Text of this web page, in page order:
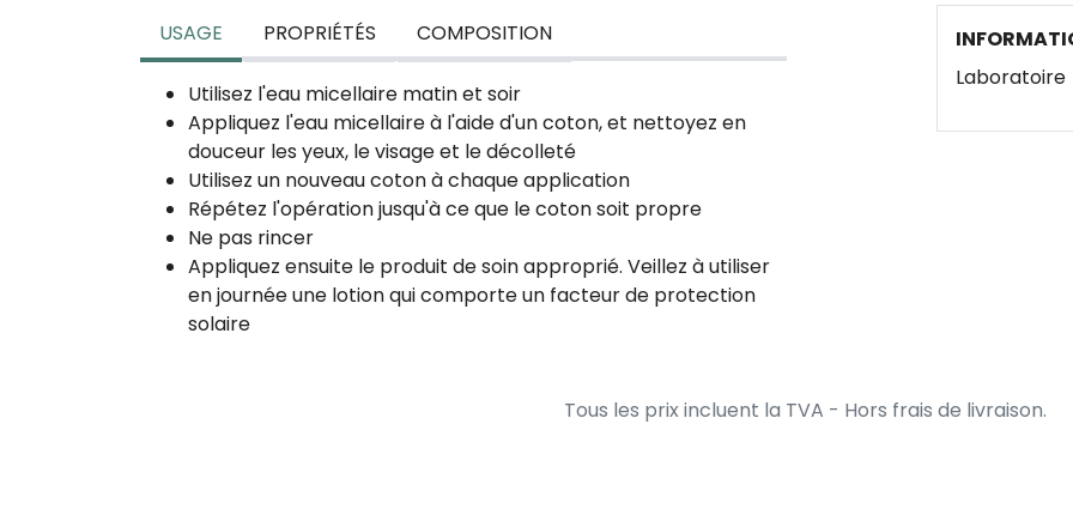
USAGE PROPRIÉTÉS COMPOSITION
Utilisez l'eau micellaire matin et soir
Appliquez l'eau micellaire à l'aide d'un coton, et nettoyez en
douceur les yeux, le visage et le décolleté
Utilisez un nouveau coton à chaque application
Répétez l'opération jusqu'à ce que le coton soit propre
Ne pas rincer
Appliquez ensuite le produit de soin approprié. Veillez à utiliser
en journée une lotion qui comporte un facteur de protection
solaire
Laboratoire
Tous les prix incluent la TVA - Hors frais de livraison.